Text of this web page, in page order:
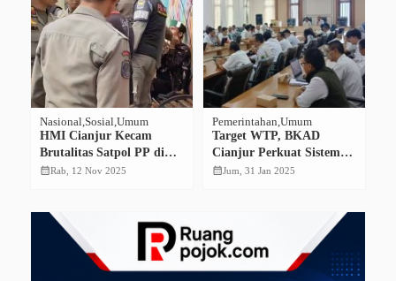
Nasional Sosial Umum
HMI Cianjur Kecam
Brutalitas Satpol PP di
Pasar Bomero: “Rakyat
calendar_monthRab, 12 Nov 2025
Pemerintahan Umum
Target WTP, BKAD
Cianjur Perkuat Sistem
Pelaporan Barang Milik
calendar_monthJum, 31 Jan 2025